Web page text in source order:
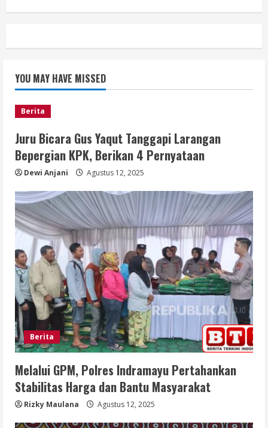
YOU MAY HAVE MISSED
Berita
Juru Bicara Gus Yaqut Tanggapi Larangan
Bepergian KPK, Berikan 4 Pernyataan
Dewi Anjani Agustus 12, 2025
Berita
Melalui GPM, Polres Indramayu Pertahankan
Stabilitas Harga dan Bantu Masyarakat
Rizky Maulana Agustus 12, 2025